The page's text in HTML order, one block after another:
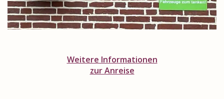
Weitere Informationen
zur Anreise